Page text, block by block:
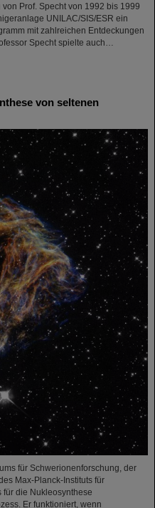
Prof. Specht von 1992 bis 1999
UNILAC/SIS/ESR ein
mit zahlreichen Entdeckungen
Specht spielte auch…
von seltenen
für Schwerionenforschung, der
Max-Planck-Instituts für
die Nukleosynthese
Er funktioniert, wenn